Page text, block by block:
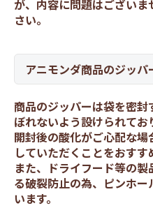
が、内容に問題はござい
さい。
アニモンダ商品のジッパ
商品のジッパーは袋を密
ぼれないよう設けられてお
開封後の酸化がご心配な
していただくことをおすす
また、ドライフード等の
る破裂防止の為、ピンホ
います。